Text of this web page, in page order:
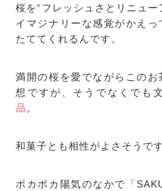
桜を“フレッシュさとリニュ
イマジナリーな感覚がかえっ
たててくれるんです。
満開の桜を愛でながらこの
想ですが、そうでなくでも
品。
和菓子とも相性がよさそうで
ポカポカ陽気のなかで「